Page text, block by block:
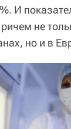
И
не
но и в